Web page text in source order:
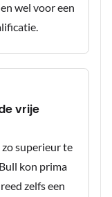
wel voor een
vrije
superieur te
kon prima
zelfs een